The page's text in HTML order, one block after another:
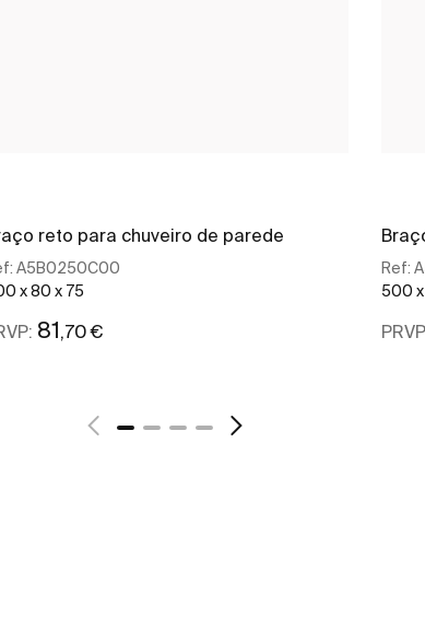
reto para chuveiro de parede
A5B0250C00
x 80 x 75
81 ,70 €
Ref:
500